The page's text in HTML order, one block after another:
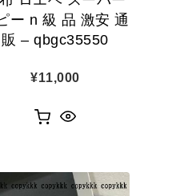
ー n 級 品 激安 通
販 – qbgc35550
¥11,000